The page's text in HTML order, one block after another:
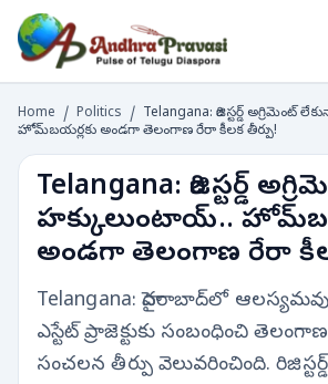
Home / Politics /
Telangana: రిజిస్టర్డ్ అగ్రిమెంట్
హోమ్‌బయర్లకు అండగా తెలంగాణ రేరా కీలక తీర్పు!
Telangana: రిజిస్టర్డ్
హక్కులుంటాయ్..
అండగా తెలంగాణ రేరా
Telangana: హైదరాబాద్‌లో
ఎస్టేట్ ప్రాజెక్టుకు సంబంధించి
సంచలన తీర్పు వెలువరించింది.